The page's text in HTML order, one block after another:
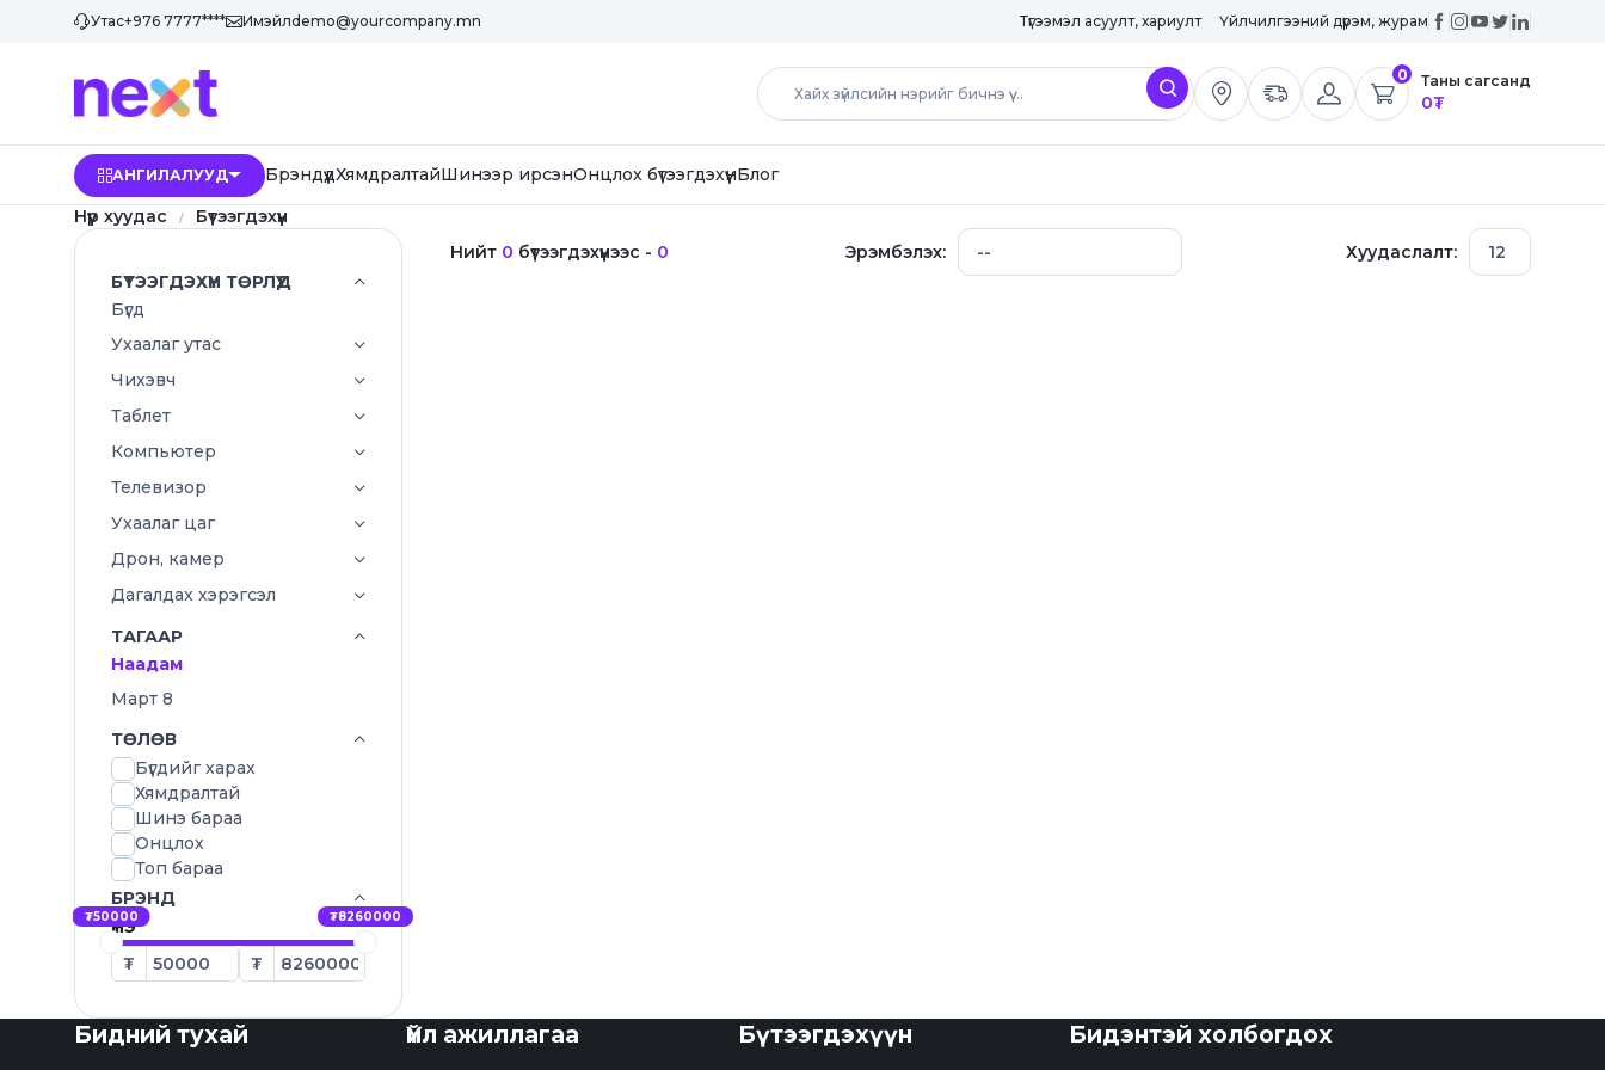
Утас+976 7777**** Имэйлdemo@yourcompany.mn Түгээмэл асуулт, хариулт Үйлчилгээний дүрэм, журам
0 Таны сагсанд
0₮
АНГИЛАЛУУД БрэндүүдХямдралтайШинээр ирсэнОнцлох бүтээгдэхүүнБлог
Нүүр хуудас
Бүтээгдэхүүн
БҮТЭЭГДЭХҮҮН ТӨРЛҮҮД
Бүгд
Ухаалаг утас
Чихэвч
Таблет
Компьютер
Телевизор
Ухаалаг цаг
Дрон, камер
Дагалдах хэрэгсэл
ТАГААР
Наадам
Март 8
ТӨЛӨВ
Бүгдийг харах
Хямдралтай
Шинэ бараа
Онцлох
Топ бараа
БРЭНД
ҮНЭ
₮50000 ₮8260000
₮ ₮
Нийт 0 бүтээгдэхүүнээс - 0 Эрэмбэлэх: Хуудаслалт:
Бидний тухай Үйл ажиллагаа Бүтээгдэхүүн Бидэнтэй холбогдох